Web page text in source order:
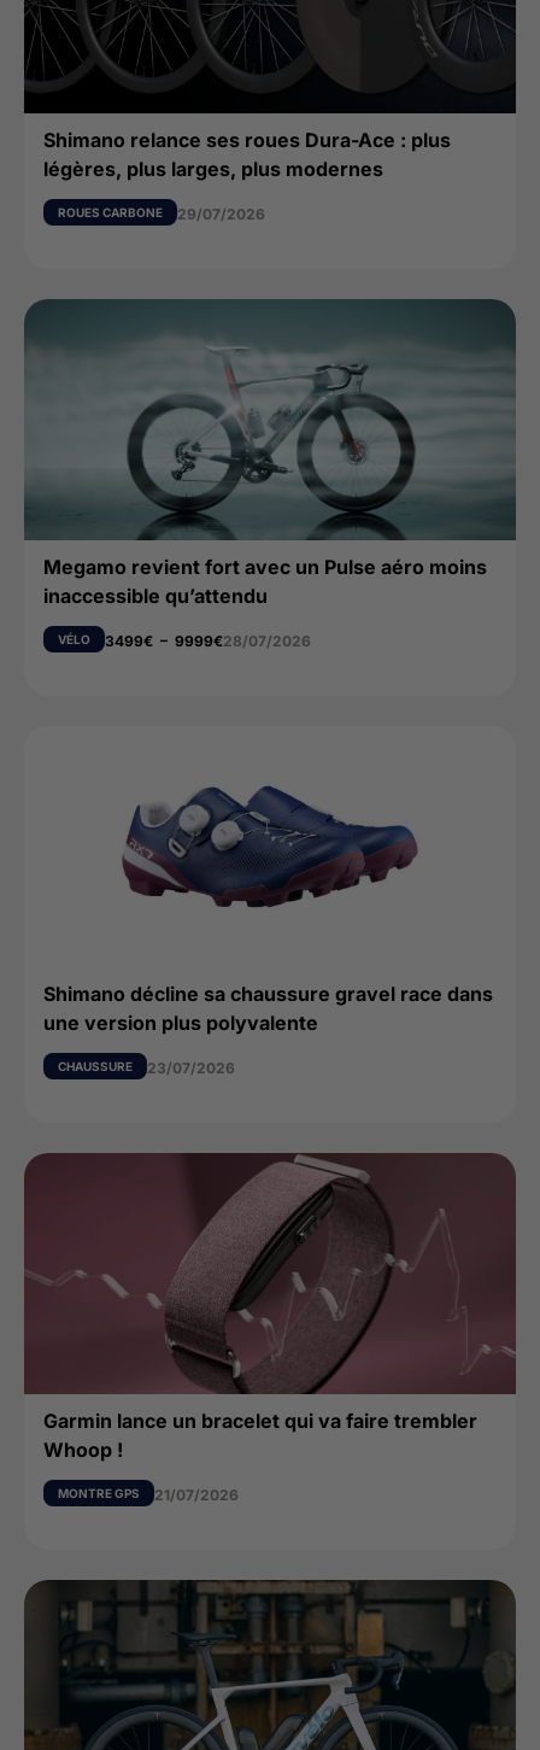
Shimano relance ses roues Dura-Ace : plus
légères, plus larges, plus modernes
ROUES CARBONE 29/07/2026
Megamo revient fort avec un Pulse aéro moins
inaccessible qu’attendu
VÉLO 3499€ – 9999€28/07/2026
Shimano décline sa chaussure gravel race dans
une version plus polyvalente
CHAUSSURE 23/07/2026
Garmin lance un bracelet qui va faire trembler
Whoop !
MONTRE GPS 21/07/2026